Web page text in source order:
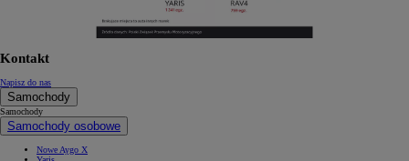
Kontakt
Napisz do nas
Samochody
Samochody
Samochody osobowe
Nowe Aygo X